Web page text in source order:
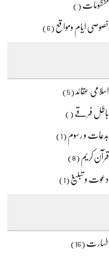
منظومات ()
خصوصی ایام ومواقع (6)
اسلامی عقائد (5)
باطل فرقے ()
بدعات و رسوم (1)
قرآن کریم (8)
دعوت و تبلیغ (1)
طہارت (16)